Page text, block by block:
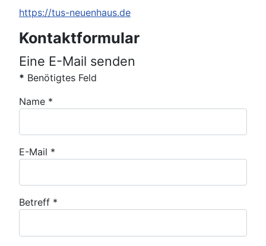
Website:
https://tus-neuenhaus.de
Kontaktformular
Eine E-Mail senden
* Benötigtes Feld
Name *
E-Mail *
Betreff *